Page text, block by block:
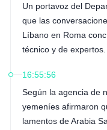
Un portavoz del
que las
Líbano en Roma
técnico y de
avanzar y ampliar el
16:55:56
Según la agencia de
yemeníes afirmaron
lamentos de Arabia